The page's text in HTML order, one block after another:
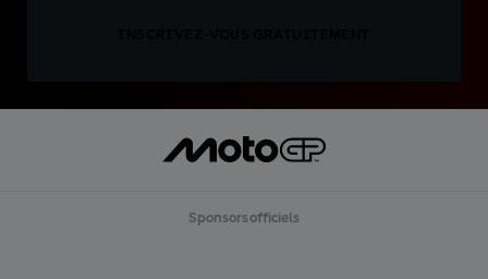
Sponsors officiels